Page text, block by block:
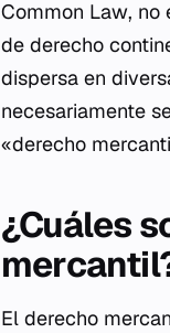
Common Law, no
de derecho
dispersa en
necesariamente
«derecho
¿Cuáles
El derecho